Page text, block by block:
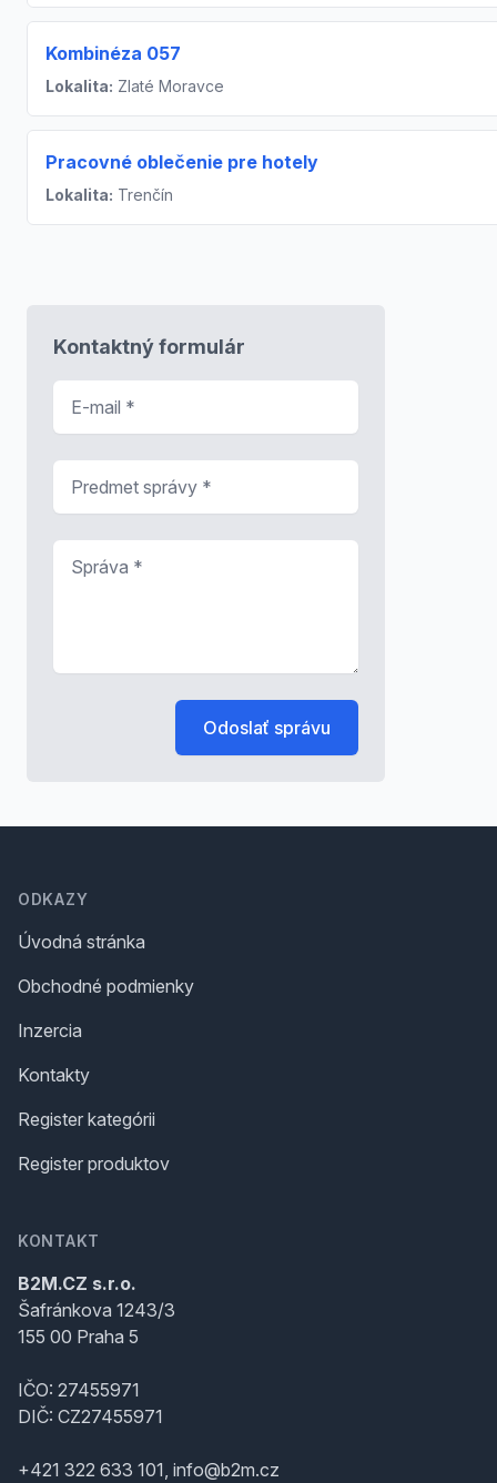
Kombinéza 057
Lokalita: Zlaté Moravce
Pracovné oblečenie pre hotely
Lokalita: Trenčín
Kontaktný formulár
Odoslať správu
ODKAZY
Úvodná stránka
Obchodné podmienky
Inzercia
Kontakty
Register kategórii
Register produktov
KONTAKT
B2M.CZ s.r.o.
Šafránkova 1243/3
155 00 Praha 5
IČO: 27455971
DIČ: CZ27455971
+421 322 633 101, info@b2m.cz